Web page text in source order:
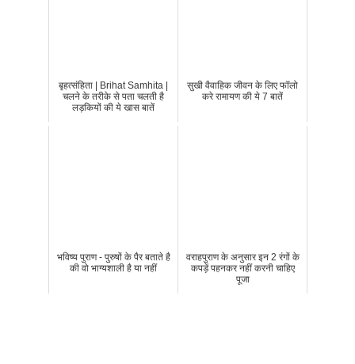
बृहत्संहिता | Brihat Samhita |
चलने के तरीके से पता चलती है
लड़कियों की ये खास बातें
सुखी वैवाहिक जीवन के लिए फॉलो
करे रामायण की ये 7 बातें
भविष्य पुराण - पुरुषों के पैर बताते है
की वो भाग्यशाली है या नहीं
वराहपुराण के अनुसार इन 2 रंगों के
कपड़ें पहनकर नहीं करनी चाहिए
पूजा